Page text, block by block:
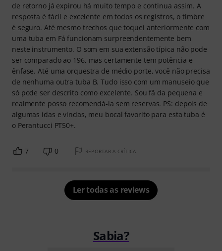
de retorno já expirou há muito tempo e continua assim. A
resposta é fácil e excelente em todos os registros, o timbre
é seguro. Até mesmo trechos que toquei anteriormente com
uma tuba em Fá funcionam surpreendentemente bem
neste instrumento. O som em sua extensão típica não pode
ser comparado ao 196, mas certamente tem potência e
ênfase. Até uma orquestra de médio porte, você não precisa
de nenhuma outra tuba B. Tudo isso com um manuseio que
só pode ser descrito como excelente. Sou fã da pequena e
realmente posso recomendá-la sem reservas. PS: depois de
algumas idas e vindas, meu bocal favorito para esta tuba é
o Perantucci PT50+.
7 0 REPORTAR A CRÍTICA
Ler todas as reviews
Sabia?